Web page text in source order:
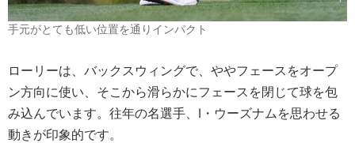
手元がとても低い位置を通りインパクト
ローリーは、バックスウィングで、ややフェースをオープ
ン方向に使い、そこから滑らかにフェースを閉じて球を包
み込んでいます。往年の名選手、I・ウーズナムを思わせる
動きが印象的です。